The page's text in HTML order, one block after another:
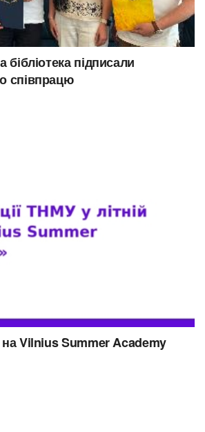
підписали
співпрацю
Vilnius Summer Academy